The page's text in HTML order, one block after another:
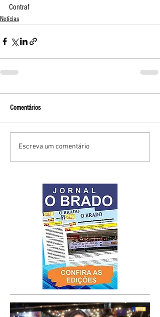
Contraf
Notícias
Comentários
Escreva um comentário